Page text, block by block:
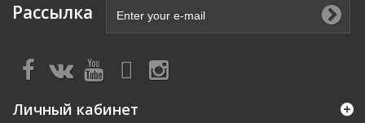
Рассылка
Личный кабинет